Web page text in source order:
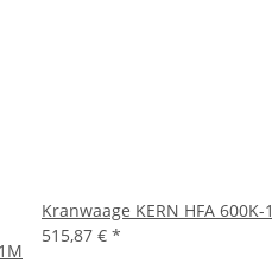
Kranwaage KERN HFA 600K-1
515,87 € *